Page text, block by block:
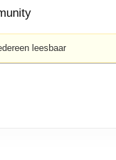
leesbaar